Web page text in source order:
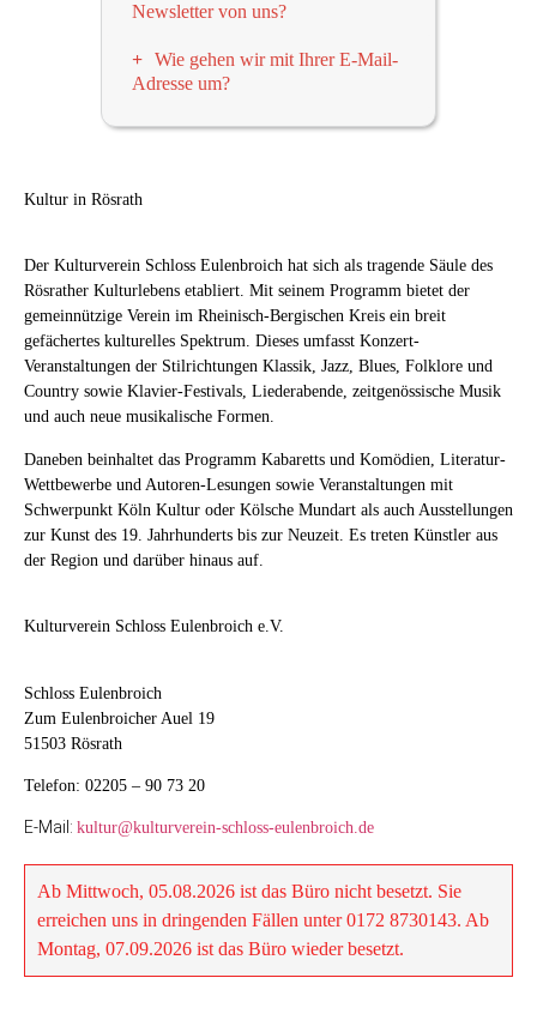
Newsletter von uns?
Wir informieren in regelmässigen
Abständen – etwa 1-2x pro Monat –
Veranstaltungen und Termine des
Ihre E-Mail-Adresse bitte in das oben
anschließend aufAbsenden.
Um Missbrauch vorzubeugen, erhalten
Sie unmittelbar nach Ihrer Anmeldung
für unseren Newsletter eine E-Mail an
die von Ihnen angegebene E-Mail-
Adresse, in der Sie Ihre Registrierung
Bestätigung Ihrer Registrierung wird
Ihre E-Mail-Adresse in unseren
2-Schritt-Authentifizierung schliessen
kategorisch aus.
Wie gehen wir mit Ihrer E-Mail-
Adresse um?
Sendinblue / Newsletter2Go)
für den Versand unseres Newsletters
an Sie verwendet werden wird (sowie
gegebenenfalls – sofern Sie Mitglied
im Kulturverein sind – für die
Übermittlung von Mitteilungen
unseren Verein betreffend). Die
Mail-Newsletter wird bei unserem E-
Mail-Dienstleister Brevo (vormals:
Sendinblue/Newsletter2Go) gehostet.
Die Server und Datenbanken des
Anbieters befinden sich ausnahmslos
Sicherheit der Empfänger-Daten
Sollten Sie unseren E-Mail-Newsletter
Sie im Fussbereich eines jeden
dem Sie Ihre E-Mail-Adresse jederzeit
Datenbank austragen können. Sobald
Sie die Abmeldung vornehmen, wird
Ihre E-Mail-Adresse vollständig und
Kultur in Rösrath
Der Kulturverein Schloss Eulenbroich hat sich als tragende Säule des
Rösrather Kulturlebens etabliert. Mit seinem Programm bietet der
gemeinnützige Verein im Rheinisch-Bergischen Kreis ein breit
gefächertes kulturelles Spektrum. Dieses umfasst Konzert-
Veranstaltungen der Stilrichtungen Klassik, Jazz, Blues, Folklore und
Country sowie Klavier-Festivals, Liederabende, zeitgenössische Musik
und auch neue musikalische Formen.
Daneben beinhaltet das Programm Kabaretts und Komödien, Literatur-
Wettbewerbe und Autoren-Lesungen sowie Veranstaltungen mit
Schwerpunkt Köln Kultur oder Kölsche Mundart als auch Ausstellungen
zur Kunst des 19. Jahrhunderts bis zur Neuzeit. Es treten Künstler aus
der Region und darüber hinaus auf.
Kulturverein Schloss Eulenbroich e.V.
Schloss Eulenbroich
Zum Eulenbroicher Auel 19
51503 Rösrath
Telefon: 02205 – 90 73 20
E-Mail: kultur@kulturverein-schloss-eulenbroich.de
Ab Mittwoch, 05.08.2026 ist das Büro nicht besetzt. Sie
erreichen uns in dringenden Fällen unter 0172 8730143. Ab
Montag, 07.09.2026 ist das Büro wieder besetzt.